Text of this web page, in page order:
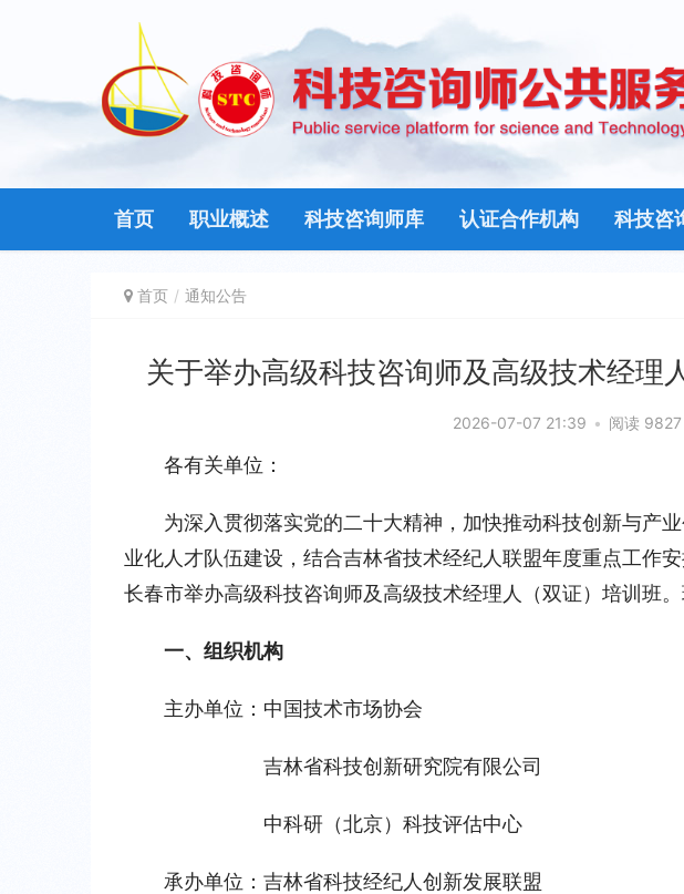
首页 职业概述 科技咨询师库 认证合作机构 科技咨
首页 通知公告
关于举办高级科技咨询师及高级技术经理
2026-07-07 21:39 • 阅读 9827
各有关单位：
为深入贯彻落实党的二十大精神，加快推动科技创新与产
业化人才队伍建设，结合吉林省技术经纪人联盟年度重点工作
长春市举办高级科技咨询师及高级技术经理人（双证）培训班
一、组织机构
主办单位：中国技术市场协会
吉林省科技创新研究院有限公司
中科研（北京）科技评估中心
承办单位：吉林省科技经纪人创新发展联盟